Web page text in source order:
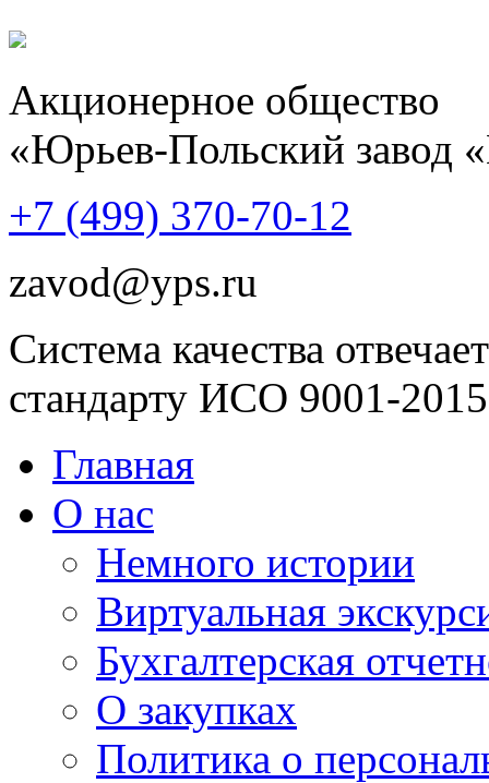
Акционерное общество
«Юрьев-Польский завод
+7 (499) 370-70-12
zavod@yps.ru
Система качества отвечает
стандарту ИСО 9001-2015
Главная
О нас
Немного истории
Виртуальная
Бухгалтерская
О закупках
Политика о